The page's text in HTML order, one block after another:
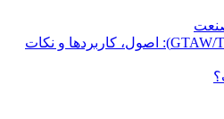
جوش آرگون (GTAW/TIG): اصول، کاربردها و نکات